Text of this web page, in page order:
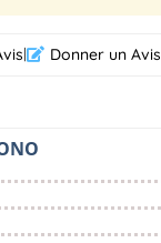
| Donner un Avis